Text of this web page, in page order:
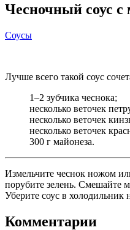
Чесночный соус с
Соусы
Лучше всего такой соус
1–2 зубчика чеснока;
несколько веточек
несколько веточек
несколько веточек
300 г майонеза.
Измельчите чеснок ножом
порубите зелень. Смешайте
Уберите соус в холодильник
Комментарии